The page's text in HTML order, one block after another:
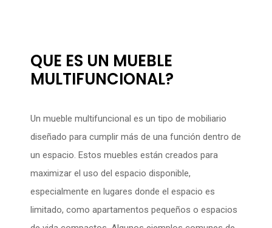
QUE ES UN MUEBLE
MULTIFUNCIONAL?
Un mueble multifuncional es un tipo de mobiliario
diseñado para cumplir más de una función dentro de
un espacio. Estos muebles están creados para
maximizar el uso del espacio disponible,
especialmente en lugares donde el espacio es
limitado, como apartamentos pequeños o espacios